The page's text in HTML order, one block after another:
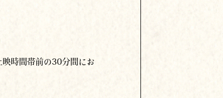
映時間帯前の30分間にお